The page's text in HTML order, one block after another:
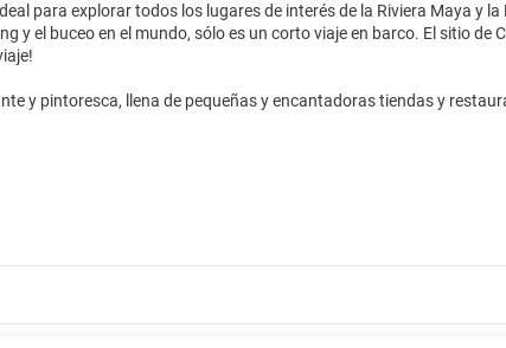
para explorar todos los lugares de interés de la Riviera Maya y
y el buceo en el mundo, sólo es un corto viaje en barco. El sitio
y pintoresca, llena de pequeñas y encantadoras tiendas y